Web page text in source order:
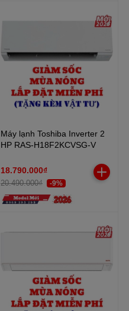
Máy lạnh Toshiba Inverter 2
HP RAS-H18F2KCVSG-V
18.790.000₫
20.490.000₫ -9%